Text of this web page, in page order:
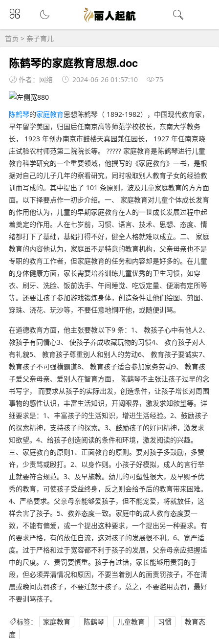
首页 > 亲子育儿
陈鹤琴的家庭教育思想.doc
作者：网络 2024-06-26 01:57:10 75
陈鹤琴的家庭教育思想陈鹤琴（ 1892-1982），中国现代教育家，
早年留学美国，归国后任南京高等师范学校校长，东南大学教务
长， 1923 年创办南京市鼓楼天真园兼任园长， 1927 年任南京晓
庄试验农村师范第二院院长等。 ????? 家庭教育是陈鹤琴进行儿童
教育科学研究的一个重要领域，他撰写的《家庭教育》一书，是根
据对自己的儿子几年的察看研究，同时吸取别人教育子女的经验教
训而写成的。其中提出了 101 条原则，波及儿童家庭教育的方方面
面。以下择要点作一初步介绍。一、 家庭教育对儿童个体成长发育
的作用他认为，儿童的早期家庭教育在人的一世成长发展过程中起
着奠定的作用。人在七岁前，习惯、语言、技术、思想、态度、情
绪都打下了基础，基础打得不好，健全人格就难以成立。二、 家庭
教育的内容他认为，家庭虽不是特意的教育机构，父亲母亲也不是
专职的教育工作者，但家庭教育的任务和内容却是好多的。在儿童
的身体健康方面，家长需要培养训练儿童优秀的卫生习惯，如穿
衣、刷牙、洗脸、饭前洗手、午间睡觉、吃饭定量、便溺有定所等
等。还要让孩子参加游戏锻炼身体，创造条件让他们绘图、剪图、
穿珠、浇花、玩沙等，不要任意地恫吓他，或随便训骂。
在道德教育方面，他主张要教以下9 条：1、 教孩子心中有他人2、
教孩子有同情心3、 使孩子养成收藏玩物的习惯4、 教育孩子对人
有礼貌5、 教育孩子尊重别人和别人的劳动6、 教育孩子要诚实7、
教育孩子不可强横霸道8、 教育孩子适合参加家务劳动9、 教育孩
子爱父亲母亲、爱别人在智育方面， 陈鹤琴不主张让孩子过早的念
书写字， 而要求从孩子的实际出发，创造条件，让孩子增长对周围
事物的感性认识，丰富生活知识，开阔眼界，激发求知欲望等。详
细要求是：1、丰富孩子的生活知识，增进生活经验。2、鼓励孩子
的探索精神，支持孩子的探索。3、鼓励孩子的好问精神，激发求
知欲望。4、给孩子创造阅读的条件和环境，激发阅读的兴趣。
三、家庭教育的原则1、正面教育的原则。要对孩子多鼓励，多赞
许，少责骂或殴打。2、以身作则。小孩子好模拟，成人的言行举
止就要符合规范。3、及早施教。幼儿的可塑性很大，及早赐予优
秀的教育，可使孩子受益终身，反之则会给予后的教育带来困难。
4、严格要求。父亲母亲能够爱孩子，但不能宠爱，将就放任，这
样会害了孩子。5、教养态度一致。家庭中的成人教育态度要一
致，不能有偏爱，或一个提出这种要求，一个提出另一种要求。有
的要求严格，有的放任自流，这对孩子的发展很不利。6、宽严适
度。过于严格和过于宽容都不利于孩子的发展，父亲母亲应把握适
中的尺度。7、责罚要慎重。孩子有过错，家长能够用责罚的手
段，但必须弄清情况和原因，不要当着别人的面责罚孩子，不在清
晨或晚间责罚孩子，不要迁怒于孩子。总之，不要滥用责罚，最好
不要训骂孩子。
标签： 家庭教育 陈鹤琴 儿童教育 习惯
教育态
度